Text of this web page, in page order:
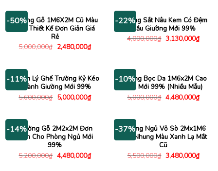
2,980,000₫.
-50%
Giường Gỗ 1M6X2M Cũ Màu
Nâu Thiết Kế Đơn Giản Giá
Rẻ
5,000,000₫ Giá
gốc
2,480,000₫Giá
hiện
2,480,000₫.
-22%
Giường Sắt Nâu Kem Có Đệm
Đầu Giường Mới 99%
4,000,000₫ Giá
gốc
3,130,000₫Giá
hiện
-11%
Thanh Lý Ghế Trường Kỷ Kéo
Thành Giường Mới 99%
5,600,000₫ Giá
gốc
5,000,000₫Giá
hiện
5,000,000₫.
-10%
Giường Bọc Da 1M6x2M Cao
Cấp Mới 99% (Nhiều Mẫu)
5,000,000₫ Giá
gốc
4,480,000₫Giá
hiện
-14%Giường Gỗ 2M2x2M Đơn
Giản Cho Phòng Ngủ Mới
99%
5,200,000₫ Giá
gốc
4,480,000₫Giá
hiện
-37%
Giường Ngủ Vỏ Sò 2Mx1M6
Bọc Nhung Màu Xanh Lạ Mắt
Cũ
5,500,000₫ Giá
gốc
3,480,000₫Giá
hiện